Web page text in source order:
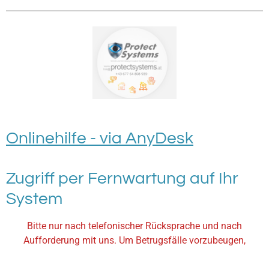
Onlinehilfe - via AnyDesk
Zugriff per Fernwartung auf Ihr
System
Bitte nur nach telefonischer Rücksprache und nach
Aufforderung mit uns. Um Betrugsfälle vorzubeugen,